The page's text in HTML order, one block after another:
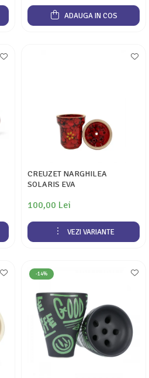
ADAUGA IN COS
CREUZET NARGHILEA
SOLARIS EVA
100,00 Lei
VEZI VARIANTE
-14%